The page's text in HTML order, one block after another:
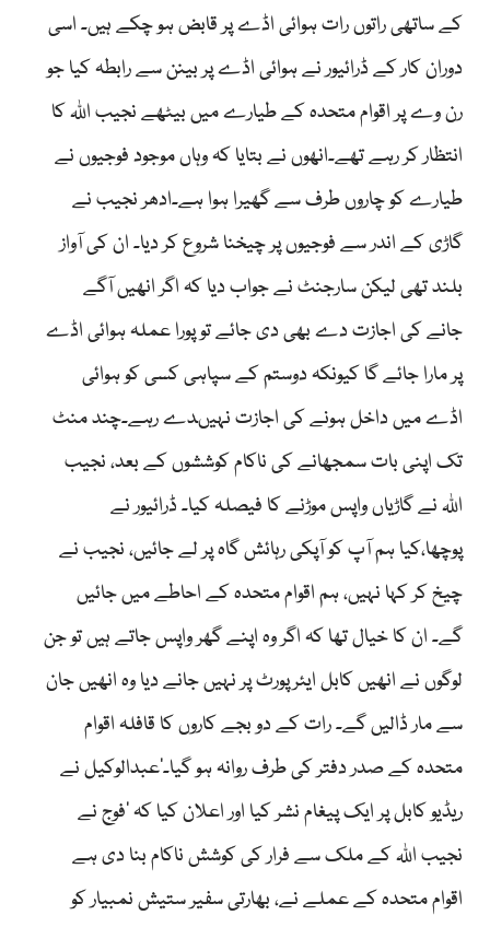
کے ساتھی راتوں رات ہوائی اڈے پر قابض ہو چکے ہیں۔ اسی
دوران کار کے ڈرائیور نے ہوائی اڈے پر بینن سے رابطہ کیا جو
رن وے پر اقوام متحدہ کے طیارے میں بیٹھے نجیب اللہ کا
انتظار کر رہے تھے۔انھوں نے بتایا کہ وہاں موجود فوجیوں نے
طیارے کو چاروں طرف سے گھیرا ہوا ہے۔ادھر نجیب نے
گاڑی کے اندر سے فوجیوں پر چیخنا شروع کر دیا۔ ان کی آواز
بلند تھی لیکن سارجنٹ نے جواب دیا کہ اگر انھیں آگے
جانے کی اجازت دے بھی دی جائے تو پورا عملہ ہوائی اڈے
پر مارا جائے گا کیونکہ دوستم کے سپاہی کسی کو ہوائی
اڈے میں داخل ہونے کی اجازت نہیںدے رہے۔چند منٹ
تک اپنی بات سمجھانے کی ناکام کوششوں کے بعد، نجیب
اللہ نے گاڑیاں واپس موڑنے کا فیصلہ کیا۔ ڈرائیور نے
پوچھا،کیا ہم آپ کو آپکی رہائش گاہ پر لے جائیں، نجیب نے
چیخ کر کہا نہیں، ہم اقوام متحدہ کے احاطے میں جائیں
گے۔ ان کا خیال تھا کہ اگر وہ اپنے گھر واپس جاتے ہیں تو جن
لوگوں نے انھیں کابل ایئرپورٹ پر نہیں جانے دیا وہ انھیں جان
سے مار ڈالیں گے۔ رات کے دو بجے کاروں کا قافلہ اقوام
متحدہ کے صدر دفتر کی طرف روانہ ہو گیا۔‘عبدالوکیل نے
ریڈیو کابل پر ایک پیغام نشر کیا اور اعلان کیا کہ ’فوج نے
نجیب اللہ کے ملک سے فرار کی کوشش ناکام بنا دی ہے
اقوام متحدہ کے عملے نے، بھارتی سفیر ستیش نمبیار کو